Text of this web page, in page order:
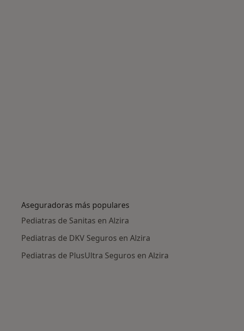
Aseguradoras más populares
Pediatras de Sanitas en Alzira
Pediatras de DKV Seguros en Alzira
Pediatras de PlusUltra Seguros en Alzira